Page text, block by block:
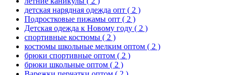
детская нарядная одежда опт ( 2 )
Подростковые пижамы опт ( 2 )
Детская одежда к Новому году ( 2 )
спортивные костюмы ( 2 )
костюмы школьные мелким оптом ( 2 )
брюки спортивные оптом ( 2 )
брюки школьные оптом ( 2 )